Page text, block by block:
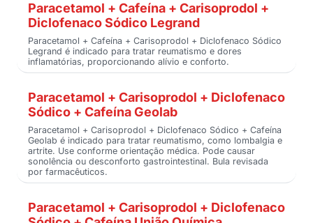
Paracetamol + Cafeína + Carisoprodol +
Diclofenaco Sódico Legrand
Paracetamol + Cafeína + Carisoprodol + Diclofenaco Sódico
Legrand é indicado para tratar reumatismo e dores
inflamatórias, proporcionando alívio e conforto.
Paracetamol + Carisoprodol + Diclofenaco
Sódico + Cafeína Geolab
Paracetamol + Carisoprodol + Diclofenaco Sódico + Cafeína
Geolab é indicado para tratar reumatismo, como lombalgia e
artrite. Use conforme orientação médica. Pode causar
sonolência ou desconforto gastrointestinal. Bula revisada
por farmacêuticos.
Paracetamol + Carisoprodol + Diclofenaco